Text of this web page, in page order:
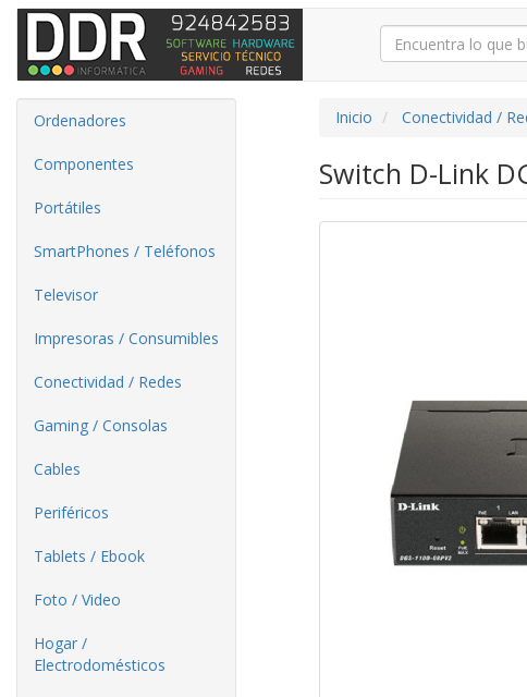
Ordenadores
Componentes
Portátiles
SmartPhones / Teléfonos
Televisor
Impresoras / Consumibles
Conectividad / Redes
Gaming / Consolas
Cables
Periféricos
Tablets / Ebook
Foto / Video
Hogar /
Electrodomésticos
Inicio Conectividad /
Switch D-Link